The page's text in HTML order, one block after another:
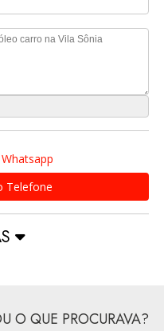
Telefone
O QUE PROCURAVA?